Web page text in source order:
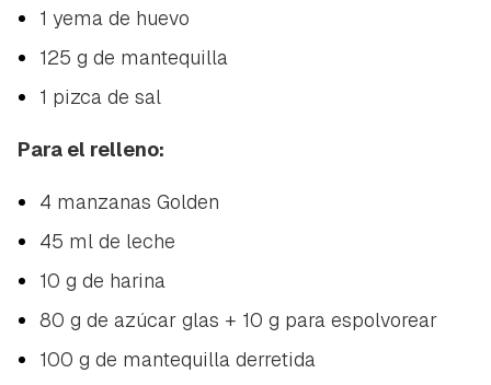
1 yema de huevo
125 g de mantequilla
1 pizca de sal
Para el relleno:
4 manzanas Golden
45 ml de leche
10 g de harina
80 g de azúcar glas + 10 g para espolvorear
100 g de mantequilla derretida